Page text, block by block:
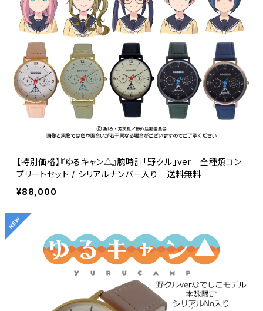
【特別価格】『ゆるキャン△』腕時計「野クル」ver 全種類コン
プリートセット / シリアルナンバー入り 送料無料
¥88,000